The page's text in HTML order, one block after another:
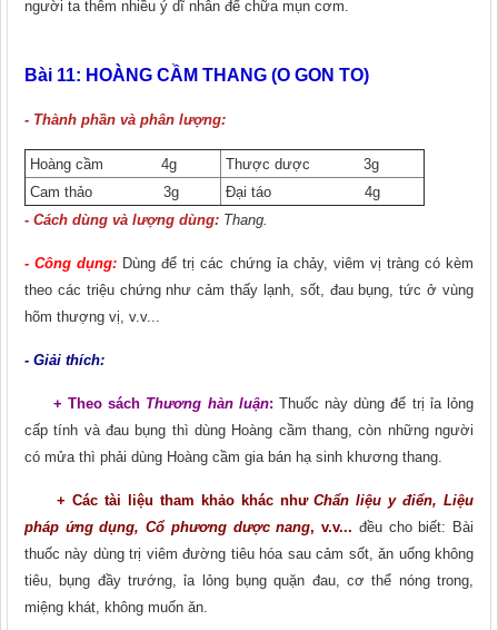
người ta thêm nhiều ý dĩ nhân để chữa mụn cơm.
Bài 11: HOÀNG CẦM THANG (O GON TO)
- Thành phần và phân lượng:
Hoàng cầm 4g
Thược dược 3g
Cam thảo 3g
Đại táo 4g
- Cách dùng và lượng dùng: Thang.
- Công dụng: Dùng để trị các chứng ỉa chảy, viêm vị tràng có kèm
theo các triệu chứng như cảm thấy lạnh, sốt, đau bụng, tức ở vùng
hõm thượng vị, v.v...
- Giải thích:
+ Theo sách Thương hàn luận: Thuốc này dùng để trị ỉa lỏng
cấp tính và đau bụng thì dùng Hoàng cầm thang, còn những người
có mửa thì phải dùng Hoàng cầm gia bán hạ sinh khương thang.
+ Các tài liệu tham khảo khác nhưChẩn liệu y điển, Liệu
pháp ứng dụng, Cổ phương dược nang, v.v... đều cho biết: Bài
thuốc này dùng trị viêm đường tiêu hóa sau cảm sốt, ǎn uống không
tiêu, bụng đầy trướng, ỉa lỏng bụng quặn đau, cơ thể nóng trong,
miệng khát, không muốn ǎn.